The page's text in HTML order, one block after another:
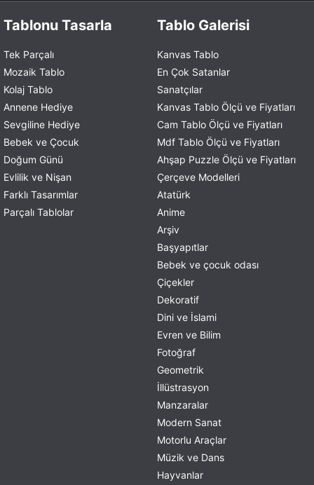
Tablonu Tasarla
Tek Parçalı
Mozaik Tablo
Kolaj Tablo
Annene Hediye
Sevgiline Hediye
Bebek ve Çocuk
Doğum Günü
Evlilik ve Nişan
Farklı Tasarımlar
Parçalı Tablolar
Tablo Galerisi
Kanvas Tablo
En Çok Satanlar
Sanatçılar
Kanvas Tablo Ölçü ve Fiyatları
Cam Tablo Ölçü ve Fiyatları
Mdf Tablo Ölçü ve Fiyatları
Ahşap Puzzle Ölçü ve Fiyatları
Çerçeve Modelleri
Atatürk
Anime
Arşiv
Başyapıtlar
Bebek ve çocuk odası
Çiçekler
Dekoratif
Dini ve İslami
Evren ve Bilim
Fotoğraf
Geometrik
İllüstrasyon
Manzaralar
Modern Sanat
Motorlu Araçlar
Müzik ve Dans
Hayvanlar